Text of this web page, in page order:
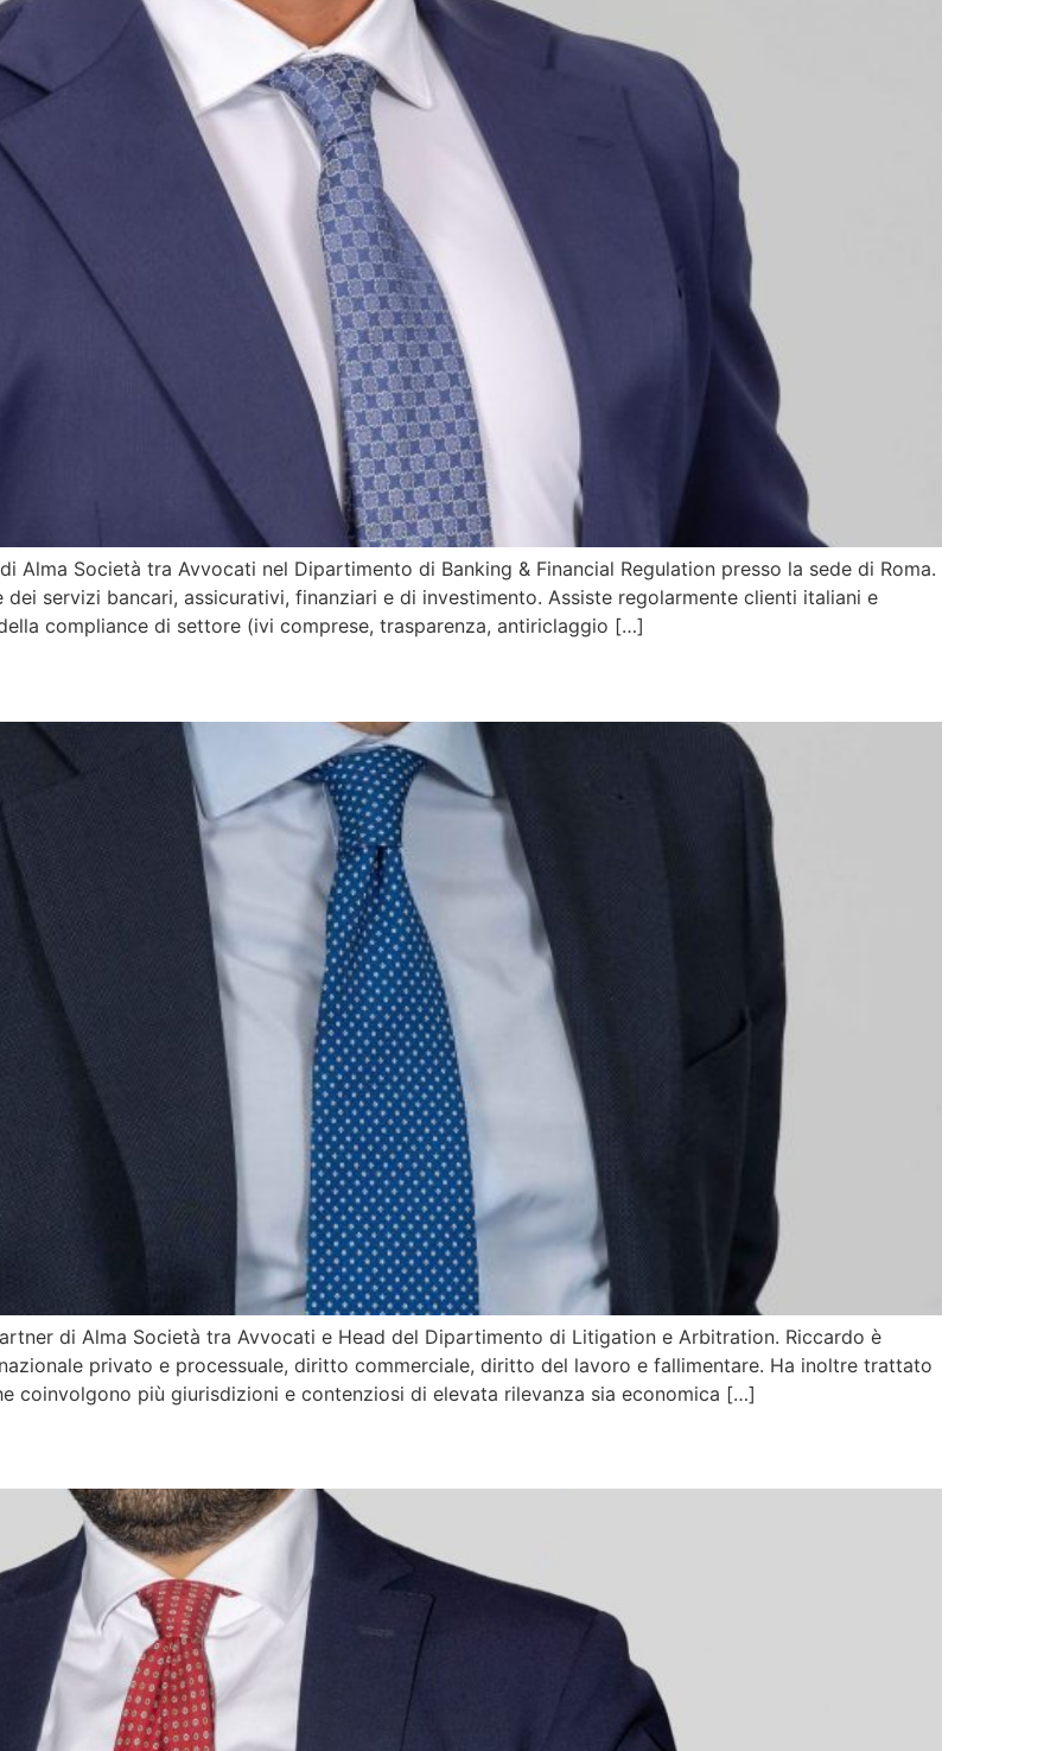
Alma Società tra Avvocati nel Dipartimento di Banking & Financial Regulation presso la sede di Roma.
servizi bancari, assicurativi, finanziari e di investimento. Assiste regolarmente clienti italiani e
compliance di settore (ivi comprese, trasparenza, antiriclaggio […]
di Alma Società tra Avvocati e Head del Dipartimento di Litigation e Arbitration. Riccardo è
privato e processuale, diritto commerciale, diritto del lavoro e fallimentare. Ha inoltre trattato
coinvolgono più giurisdizioni e contenziosi di elevata rilevanza sia economica […]